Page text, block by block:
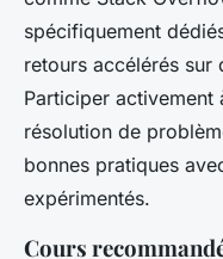
spécifiquement
retours accélérés sur
Participer
résolution de
bonnes pratiques
expérimentés.
Cours